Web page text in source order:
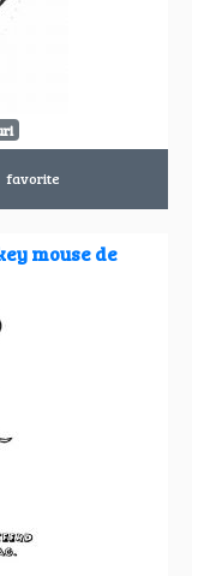
favorite
mouse de